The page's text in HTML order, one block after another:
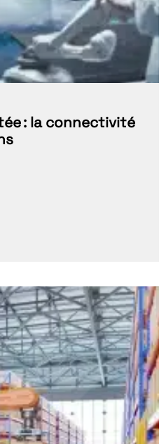
: la connectivité